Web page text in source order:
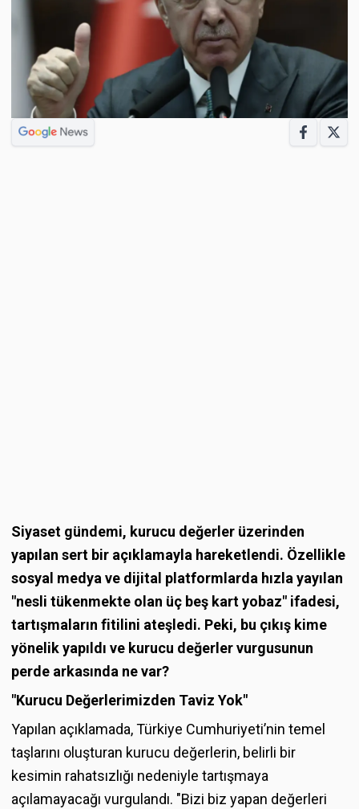
Siyaset gündemi, kurucu değerler üzerinden
yapılan sert bir açıklamayla hareketlendi. Özellikle
sosyal medya ve dijital platformlarda hızla yayılan
"nesli tükenmekte olan üç beş kart yobaz" ifadesi,
tartışmaların fitilini ateşledi. Peki, bu çıkış kime
yönelik yapıldı ve kurucu değerler vurgusunun
perde arkasında ne var?
"Kurucu Değerlerimizden Taviz Yok"
Yapılan açıklamada, Türkiye Cumhuriyeti’nin temel
taşlarını oluşturan kurucu değerlerin, belirli bir
kesimin rahatsızlığı nedeniyle tartışmaya
açılamayacağı vurgulandı. "Bizi biz yapan değerleri